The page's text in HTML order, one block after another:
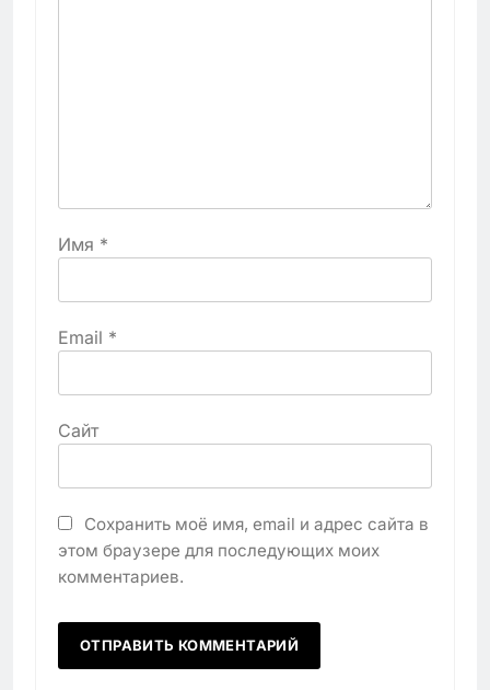
Имя *
Email *
Сайт
Сохранить моё имя, email и адрес сайта в
этом браузере для последующих моих
комментариев.